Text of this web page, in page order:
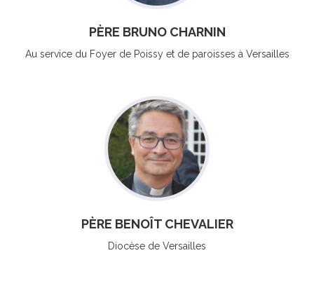
PÈRE BRUNO CHARNIN
Au service du Foyer de Poissy et de paroisses à Versailles
PÈRE BENOÎT CHEVALIER
Diocèse de Versailles